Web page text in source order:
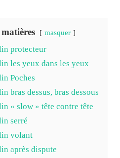
masquer
protecteur
les yeux dans les yeux
Poches
bras dessus, bras dessous
« slow » tête contre tête
serré
volant
après dispute